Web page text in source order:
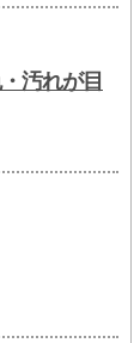
汚れが目